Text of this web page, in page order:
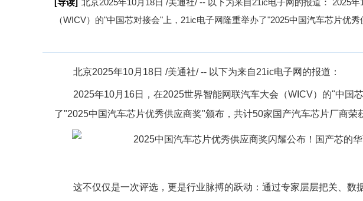
[导读] 北京2025年10月18日 /美通社/ -- 以下为来自21ic电子网的报道： 2025
（WICV）的"中国芯对接会"上，21ic电子网隆重举办了"2025中国汽车芯片优秀
北京2025年10月18日 /美通社/ -- 以下为来自21ic电子网的报道：
2025年10月16日，在2025世界智能网联汽车大会（WICV）的"中国
了"2025中国汽车芯片优秀供应商奖"颁布，共计50家国产汽车芯片厂商荣
这不仅仅是一次评选，更是行业脉搏的跃动：通过专家层层把关、数